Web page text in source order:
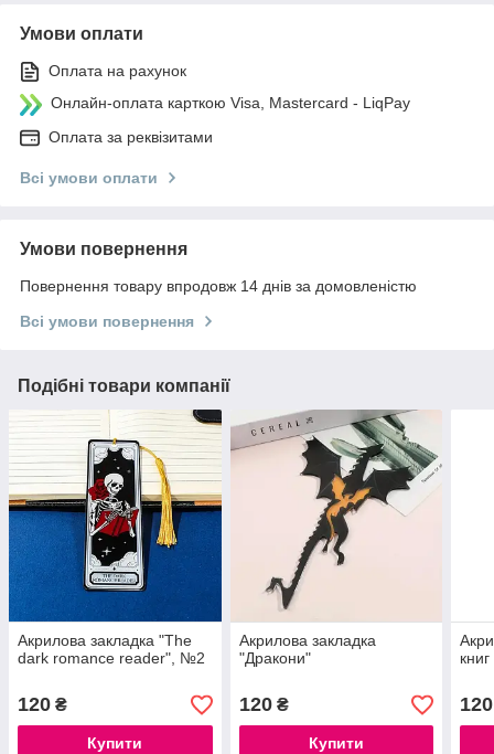
Умови оплати
Оплата на рахунок
Онлайн-оплата карткою Visa, Mastercard - LiqPay
Оплата за реквізитами
Всі умови оплати
Умови повернення
Повернення товару впродовж 14 днів за домовленістю
Всі умови повернення
Подібні товари компанії
Акрилова закладка "The
dark romance reader", №2
120 ₴
Купити
Акрилова закладка
"Дракони"
120₴
Купити
120